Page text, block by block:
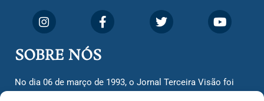
SOBRE NÓS
No dia 06 de março de 1993, o Jornal Terceira Visão foi